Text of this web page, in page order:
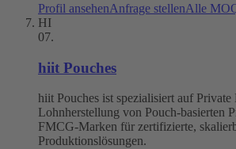
Profil ansehenAnfrage stellenAlle
HI
07.
hiit Pouches
hiit Pouches ist spezialisiert auf Private
Lohnherstellung von Pouch-basierten
FMCG-Marken für zertifizierte,
Produktionslösungen.